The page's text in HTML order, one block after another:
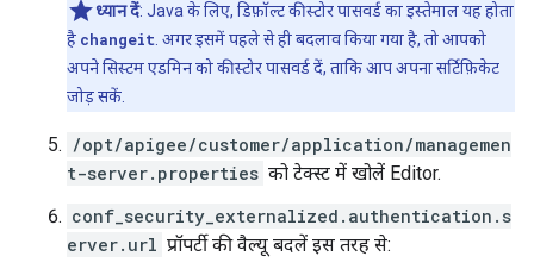
ध्यान दें: Java के लिए, डिफ़ॉल्ट कीस्टोर पासवर्ड का इस्तेमाल यह होता
है changeit . अगर इसमें पहले से ही बदलाव किया गया है, तो आपको
अपने सिस्टम एडमिन को कीस्टोर पासवर्ड दें, ताकि आप अपना सर्टिफ़िकेट
जोड़ सकें.
/opt/apigee/customer/application/managemen
t-server.properties को टेक्स्ट में खोलें Editor.
conf_security_externalized.authentication.s
erver.url प्रॉपर्टी की वैल्यू बदलें इस तरह से: